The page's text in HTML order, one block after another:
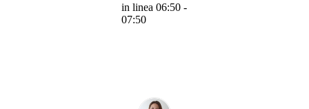
in linea 06:50 -
07:50